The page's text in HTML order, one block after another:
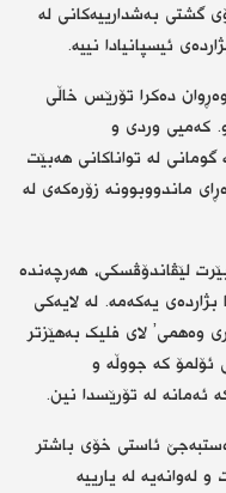
گشتی بەشدارییەکانی لە
ئیسپانیادا نییە.
دەکرا تۆرێس خاڵی
کەمیی وردی و
گومانی لە تواناکانی هەبێت
ماندووبوونە زۆرەکەی لە
لێڤاندۆڤسکی، هەرچەندە
یەکەمە. لە لایەکی
وەهمی’ لای فلیک بەهێزتر
ئۆلمۆ کە جووڵە و
ئەمانە لە تۆرێسدا نین.
ئاستی خۆی باشتر
لەوانەیە لە یارییە